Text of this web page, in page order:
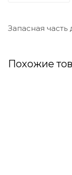
Запасная часть
Похожие